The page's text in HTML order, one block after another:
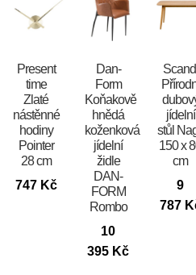
Present
time
Zlaté
nástěnné
hodiny
Pointer
28 cm
747 Kč
​​​​​Dan-
Form
Koňakově
hnědá
koženková
jídelní
židle
DAN-
FORM
Rombo
10
395 Kč
jídelní
stůl
150 x
cm
9
787